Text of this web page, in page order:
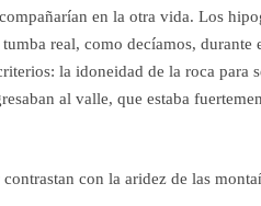
en la otra vida. Los
real, como decíamos,
la idoneidad de la roca
al valle, que estaba
con la aridez de las